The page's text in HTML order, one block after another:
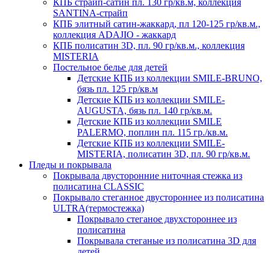
КПБ страйп-сатин пл. 130 гр/кв.м, коллекция
SANTINA-страйп
КПБ элитный сатин-жаккард, пл 120-125 гр/кв.м.,
коллекция ADAJIO - жаккард
КПБ полисатин 3D, пл. 90 гр/кв.м., коллекция
MISTERIA
Постельное белье для детей
Детские КПБ из коллекции SMILE-BRUNO,
бязь пл. 125 гр/кв.м
Детские КПБ из коллекции SMILE-
AUGUSTA, бязь пл. 140 гр/кв.м.
Детские КПБ из коллекции SMILE
PALERMO, поплин пл. 115 гр./кв.м.
Детские КПБ из коллекции SMILE-
MISTERIA, полисатин 3D, пл. 90 гр/кв.м.
Пледы и покрывала
Покрывала двусторонние ниточная стежка из
полисатина CLASSIC
Покрывало стеганное двустороннее из полисатина
ULTRA(термостежка)
Покрывало стеганое двухстороннее из
полисатина
Покрывала стеганые из полисатина 3D для